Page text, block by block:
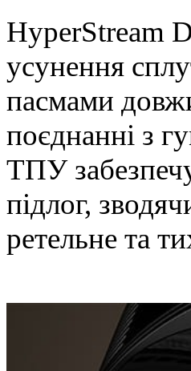
HyperStream
усунення
пасмами
поєднанні з
ТПУ
підлог,
ретельне та